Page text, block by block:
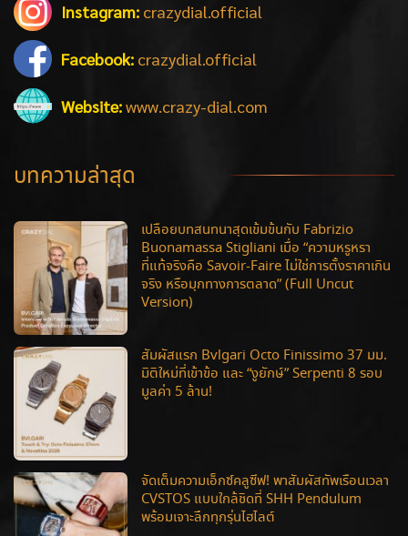
Instagram: crazydial.official
Facebook: crazydial.official
Website:www.crazy-dial.com
บทความล่าสุด
เปลือยบทสนทนาสุดเข้มข้นกับ Fabrizio
Buonamassa Stigliani เมื่อ “ความหรูหรา
ที่แท้จริงคือ Savoir-Faire ไม่ใช่การตั้งราคาเกิน
จริง หรือมุกทางการตลาด” (Full Uncut
Version)
สัมผัสแรก Bvlgari Octo Finissimo 37 มม.
มิติใหม่ที่เข้าข้อ และ “งูยักษ์” Serpenti 8 รอบ
มูลค่า 5 ล้าน!
จัดเต็มความเอ็กซ์คลูซีฟ! พาสัมผัสทัพเรือนเวลา
CVSTOS แบบใกล้ชิดที่ SHH Pendulum
พร้อมเจาะลึกทุกรุ่นไฮไลต์